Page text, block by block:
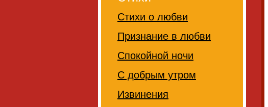
Стихи о любви
Признание в любви
Спокойной ночи
С добрым утром
Извинения